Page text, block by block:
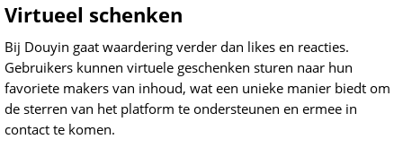
Virtueel schenken
Bij Douyin gaat waardering verder dan likes en reacties.
Gebruikers kunnen virtuele geschenken sturen naar hun
favoriete makers van inhoud, wat een unieke manier biedt om
de sterren van het platform te ondersteunen en ermee in
contact te komen.